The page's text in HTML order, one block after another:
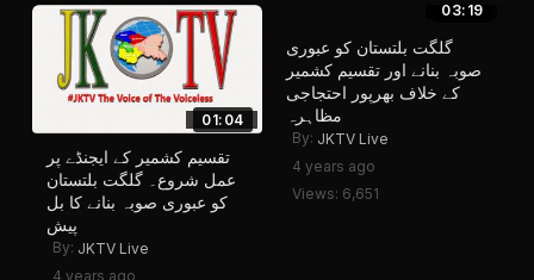
Sort by:
Results/Page:
01:04
تقسیم کشمیر کے ایجنڈے پر
عمل شروع۔ گلگت بلتستان
کو عبوری صوبہ بنانے کا بل
پیش
By: JKTV Live
4 years ago
03:19
گلگت بلتستان کو عبوری
صوبہ بنانے اور تقسیم کشمیر
کے خلاف بھرپور احتجاجی
مظاہرہ
By: JKTV Live
4 years ago
Views: 6,651